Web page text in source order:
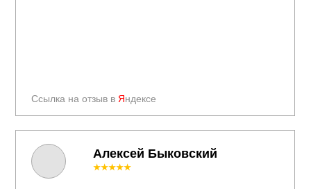
Ссылка на отзыв в Яндексе
Алексей Быковский
★★★★★